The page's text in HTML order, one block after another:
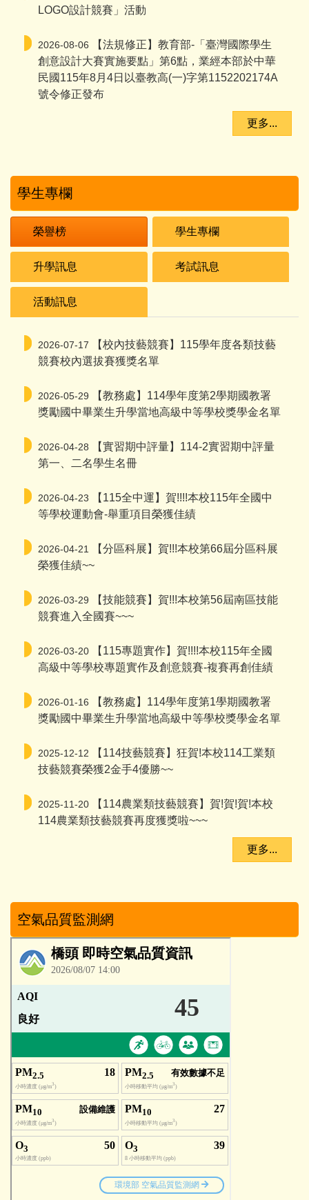
LOGO設計競賽」活動
2026-08-06
【法規修正】教育部-「臺灣國際學生
創意設計大賽實施要點」第6點，業經本部於中華
民國115年8月4日以臺教高(一)字第1152202174A
號令修正發布
更多...
學生專欄
榮譽榜 學生專欄
升學訊息 考試訊息
活動訊息
2026-07-17
【校內技藝競賽】115學年度各類技藝
競賽校內選拔賽獲獎名單
2026-05-29
【教務處】114學年度第2學期國教署
獎勵國中畢業生升學當地高級中等學校獎學金名單
2026-04-28
【實習期中評量】114-2實習期中評量
第一、二名學生名冊
2026-04-23
【115全中運】賀!!!!本校115年全國中
等學校運動會-舉重項目榮獲佳績
2026-04-21
【分區科展】賀!!!本校第66屆分區科展
榮獲佳績~~
2026-03-29
【技能競賽】賀!!!本校第56屆南區技能
競賽進入全國賽~~~
2026-03-20
【115專題實作】賀!!!!本校115年全國
高級中等學校專題實作及創意競賽-複賽再創佳績
2026-01-16
【教務處】114學年度第1學期國教署
獎勵國中畢業生升學當地高級中等學校獎學金名單
2025-12-12
【114技藝競賽】狂賀!本校114工業類
技藝競賽榮獲2金手4優勝~~
2025-11-20
【114農業類技藝競賽】賀!賀!賀!本校
114農業類技藝競賽再度獲獎啦~~~
更多...
空氣品質監測網